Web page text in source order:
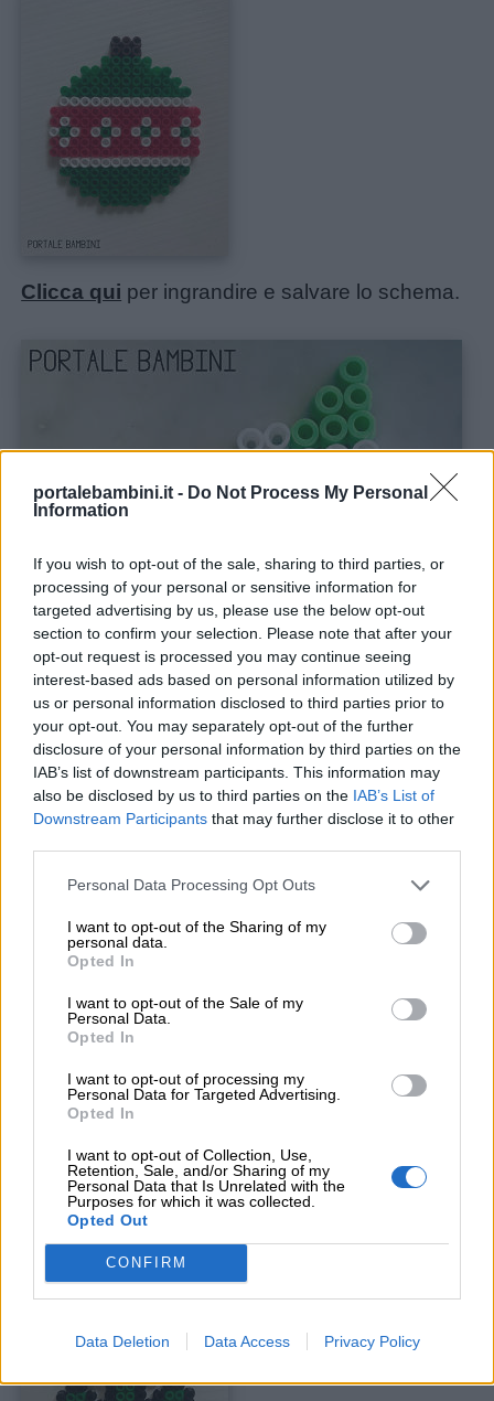
portalebambini.it - Do Not Process My Personal
Information
If you wish to opt-out of the sale, sharing to third parties, or
processing of your personal or sensitive information for
targeted advertising by us, please use the below opt-out
section to confirm your selection. Please note that after your
opt-out request is processed you may continue seeing
interest-based ads based on personal information utilized by
us or personal information disclosed to third parties prior to
your opt-out. You may separately opt-out of the further
disclosure of your personal information by third parties on the
IAB’s list of downstream participants. This information may
also be disclosed by us to third parties on the IAB’s List of
Downstream Participants that may further disclose it to other
Personal Data Processing Opt Outs
I want to opt-out of the Sharing of my
personal data.
Opted In
I want to opt-out of the Sale of my
Personal Data.
Opted In
I want to opt-out of processing my
Personal Data for Targeted Advertising.
Opted In
I want to opt-out of Collection, Use,
Retention, Sale, and/or Sharing of my
Personal Data that Is Unrelated with the
Purposes for which it was collected.
Opted Out
CONFIRM
Data Deletion Data Access Privacy Policy
bambini
Feste
giornate
maschili
Nomi
femminili
Frasi
e
aforismi
Buongiorno
Buonanotte
Barzellette
Educazione
positiva
Clicca qui per ingrandire e salvare lo schema.
Clicca qui per ingrandire e salvare lo schema.
Clicca quiper ingrandire e salvare lo schema.